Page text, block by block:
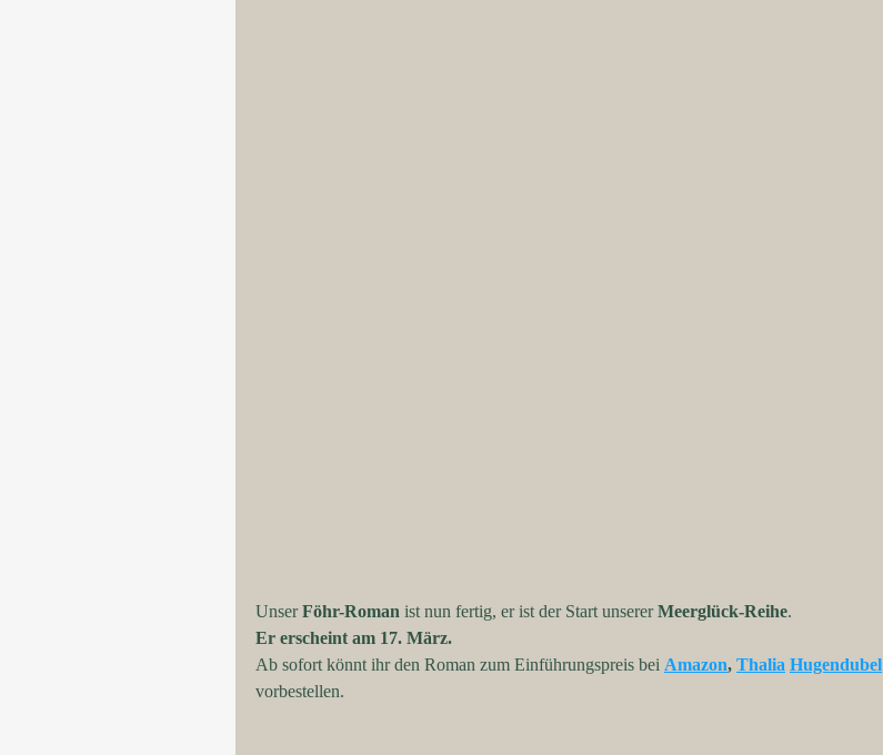
Unser Föhr-Roman ist nun fertig, er ist der Start unserer Meerglück-Reihe.
Er erscheint am 17. März.
Ab sofort könnt ihr den Roman zum Einführungspreis bei Amazon, Thalia Hugendubel
vorbestellen.